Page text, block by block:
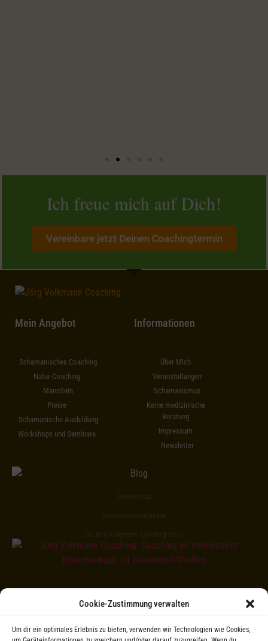
Cookie-Zustimmung verwalten
Um dir ein optimales Erlebnis zu bieten, verwenden wir Technologien wie Cookies,
Ich freue mich auf Dich!
Vereinbare jetzt Deinen Coachingtermin
Mein Angebot
Schamanisches Coaching
Natur-Coaching
MannSein
Preise
Schamanische Ausbildung
Workshops und Seminare
Informationen
Über Mich
Veranstaltungen
Schamanismus
Keine medizinische
Beratung
Impressum
Newsletter
Datenschutz
Geschäftsbedingungen
© Jörg Volkmann Coaching 2025